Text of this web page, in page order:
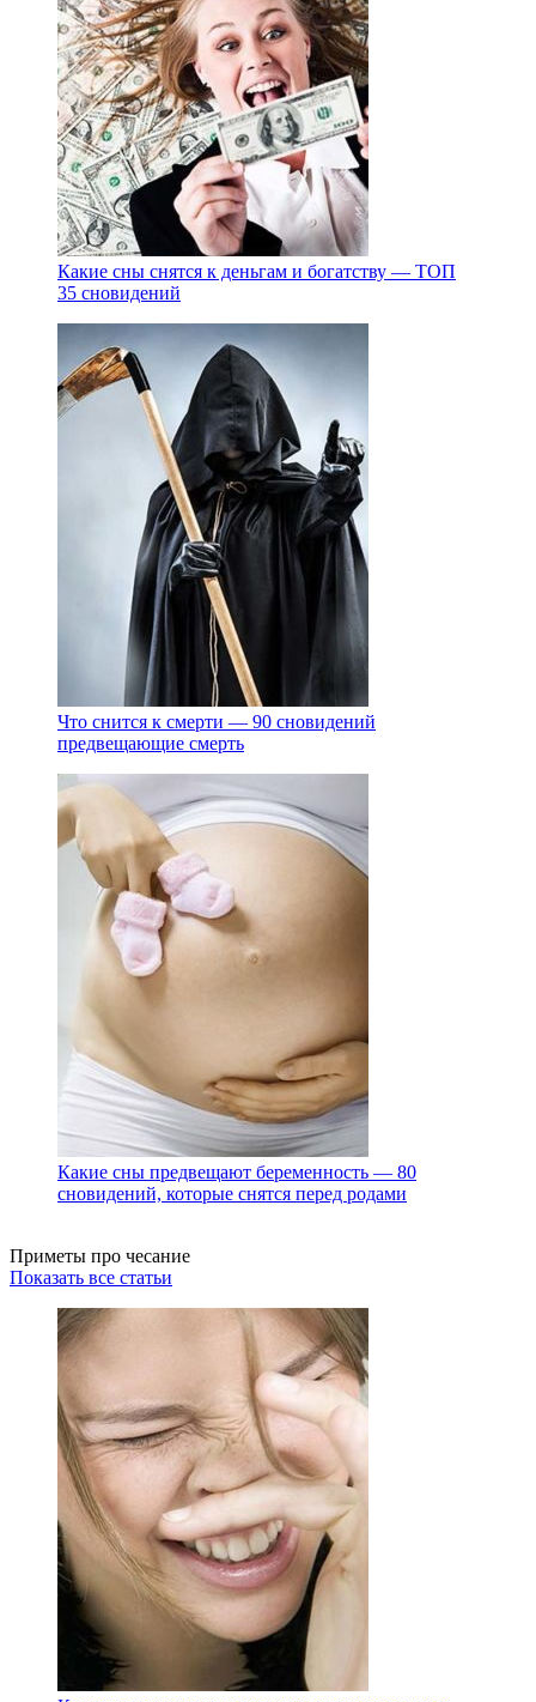
Какие сны снятся к деньгам и богатству — ТОП
35 сновидений
Что снится к смерти — 90 сновидений
предвещающие смерть
Какие сны предвещают беременность — 80
сновидений, которые снятся перед родами
Приметы про чесание
Показать все статьи